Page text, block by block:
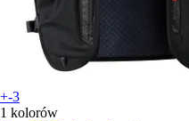
+-3
1 kolorów